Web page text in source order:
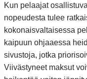
Kun pelaajat
nopeudesta tulee
kokonaisvaltaisessa
kaipuun ohjaaessa
sivustoja, jotka
Viivästyneet maksut